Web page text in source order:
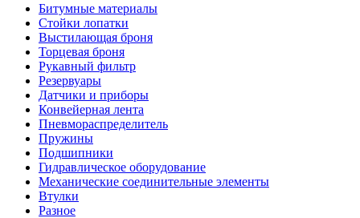
Битумные материалы
Стойки лопатки
Выстилающая броня
Торцевая броня
Рукавный фильтр
Резервуары
Датчики и приборы
Конвейерная лента
Пневмораспределитель
Пружины
Подшипники
Гидравлическое оборудование
Механические соединительные элементы
Втулки
Разное